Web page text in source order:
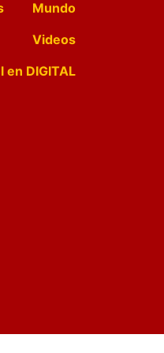
Mundo
Videos
en DIGITAL